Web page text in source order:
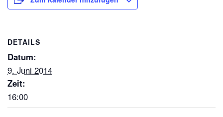
DETAILS
Datum:
9. Juni 2014
Zeit:
16:00